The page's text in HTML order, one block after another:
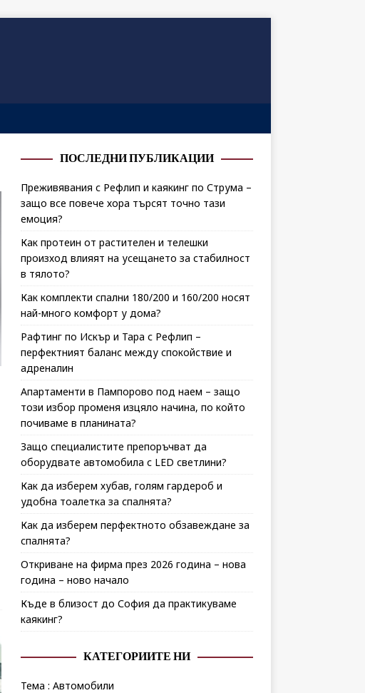
ПОСЛЕДНИ ПУБЛИКАЦИИ
Преживявания с Рефлип и каякинг по Струма –
защо все повече хора търсят точно тази
емоция?
Как протеин от растителен и телешки
произход влияят на усещането за стабилност
в тялото?
Как комплекти спални 180/200 и 160/200 носят
най-много комфорт у дома?
Рафтинг по Искър и Тара с Рефлип –
перфектният баланс между спокойствие и
адреналин
Апартаменти в Пампорово под наем – защо
този избор променя изцяло начина, по който
почиваме в планината?
Защо специалистите препоръчват да
оборудвате автомобила с LED светлини?
Как да изберем хубав, голям гардероб и
удобна тоалетка за спалнята?
Как да изберем перфектното обзавеждане за
спалнята?
Откриване на фирма през 2026 година – нова
година – ново начало
Къде в близост до София да практикуваме
каякинг?
КАТЕГОРИИТЕ НИ
Тема : Автомобили